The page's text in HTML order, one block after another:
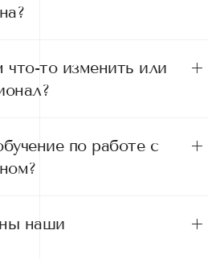
то изменить или
по работе с
наши